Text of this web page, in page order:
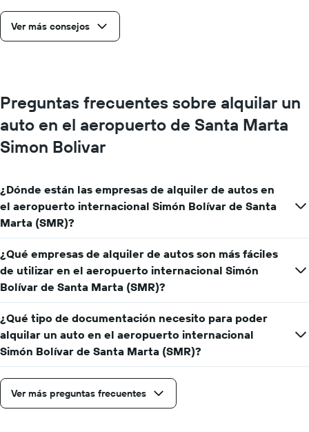
Ver más consejos
Preguntas frecuentes sobre alquilar un
auto en el aeropuerto de Santa Marta
Simon Bolivar
¿Dónde están las empresas de alquiler de autos en
el aeropuerto internacional Simón Bolívar de Santa
Marta (SMR)?
¿Qué empresas de alquiler de autos son más fáciles
de utilizar en el aeropuerto internacional Simón
Bolívar de Santa Marta (SMR)?
¿Qué tipo de documentación necesito para poder
alquilar un auto en el aeropuerto internacional
Simón Bolívar de Santa Marta (SMR)?
Ver más preguntas frecuentes